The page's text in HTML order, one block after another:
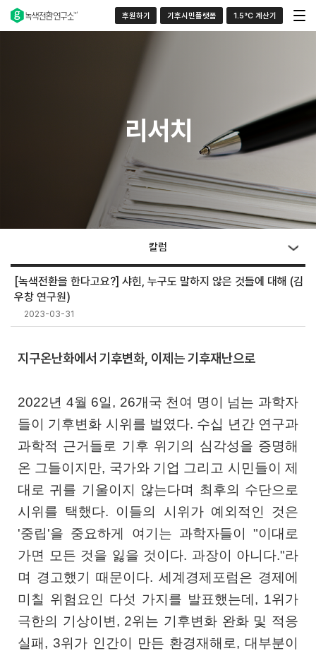
후원하기 기후시민플랫폼 1.5°C 계산기
리서치
칼럼
[녹색전환을 한다고요?] 샤힌, 누구도 말하지 않은 것들에 대해 (김
우창 연구원)
2023-03-31
지구온난화에서 기후변화, 이제는 기후재난으로
2022년 4월 6일, 26개국 천여 명이 넘는 과학자
들이 기후변화 시위를 벌였다. 수십 년간 연구과
과학적 근거들로 기후 위기의 심각성을 증명해
온 그들이지만, 국가와 기업 그리고 시민들이 제
대로 귀를 기울이지 않는다며 최후의 수단으로
시위를 택했다. 이들의 시위가 예외적인 것은
'중립'을 중요하게 여기는 과학자들이 "이대로
가면 모든 것을 잃을 것이다. 과장이 아니다."라
며 경고했기 때문이다. 세계경제포럼은 경제에
미칠 위험요인 다섯 가지를 발표했는데, 1위가
극한의 기상이변, 2위는 기후변화 완화 및 적응
실패, 3위가 인간이 만든 환경재해로, 대부분이